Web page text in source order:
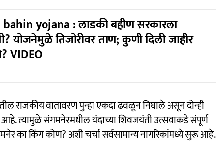
yojana : लाडकी बहीण सरकारला
योजनेमुळे तिजोरीवर ताण; कुणी दिली जाहीर
VIDEO
राजकीय वातावरण पुन्हा एकदा ढवळून निघाले असून दोन्ही
आहे. त्यामुळे संगमनेरमधील यंदाच्या शिवजयंती उत्सवाकडे संपूर्ण
का किंग कोण? अशी चर्चा सर्वसामान्य नागरिकांमध्ये सुरू आहे.